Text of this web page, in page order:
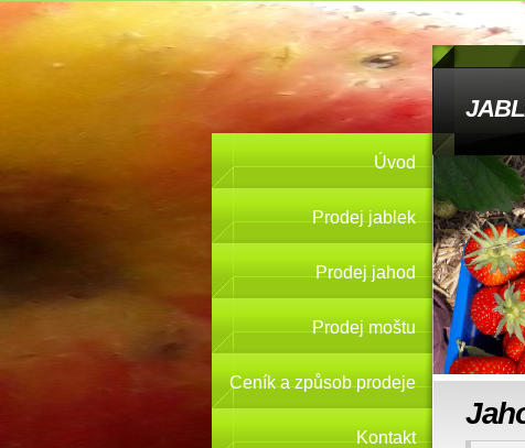
Úvod
Prodej jablek
Prodej jahod
Prodej moštu
Ceník a způsob prodeje
Kontakt